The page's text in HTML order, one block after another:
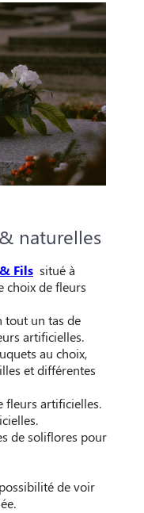
naturelles
Fils situé à
choix de fleurs
tout un tas de
artificielles.
au choix,
et différentes
fleurs artificielles.
de soliflores pour
de voir